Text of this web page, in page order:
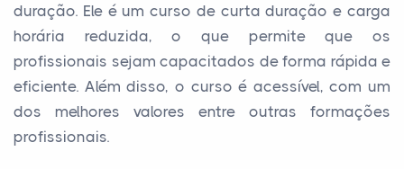
duração. Ele é um curso de curta duração e carga
horária reduzida, o que permite que os
profissionais sejam capacitados de forma rápida e
eficiente. Além disso, o curso é acessível, com um
dos melhores valores entre outras formações
profissionais.